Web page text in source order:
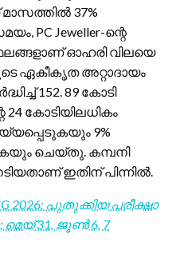
37%
PC Jeweller-ന്റെ
ഓഹരി വിലയെ
ഏകീകൃത അറ്റാദായം
152. 89 കോടി
24 കോടിയിലധികം
9%
ചെയ്തു. കമ്പനി
ഇതിന് പിന്നിൽ.
2026: പുതുക്കിയ പരീക്ഷാ
മെയ് 31, ജൂൺ 6, 7